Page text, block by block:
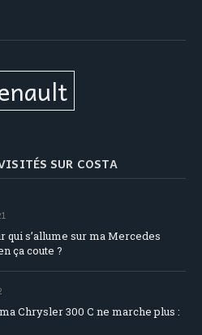
SUR COSTA
qui s’allume sur ma Mercedes
ça coute ?
Chrysler 300 C ne marche plus :